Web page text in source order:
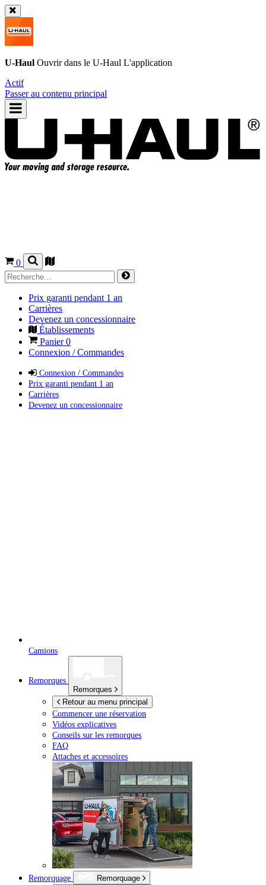
U-Haul Ouvrir dans le U-Haul L'application
Actif
Passer au contenu principal
0
Prix garanti pendant 1 an
Carrières
Devenez un concessionnaire
Établissements
Panier0
Connexion / Commandes
Connexion / Commandes
Prix garanti pendant 1 an
Carrières
Devenez un concessionnaire
Camions
Remorques
Remorques
Retour au menu principal
Commencer une réservation
Vidéos explicatives
Conseils sur les remorques
FAQ
Attaches et accessoires
Remorquage
Remorquage